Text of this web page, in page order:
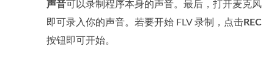
声音可以录制程序本身的声音。最后，打开麦克风
即可录入你的声音。若要开始 FLV 录制，点击REC
按钮即可开始。